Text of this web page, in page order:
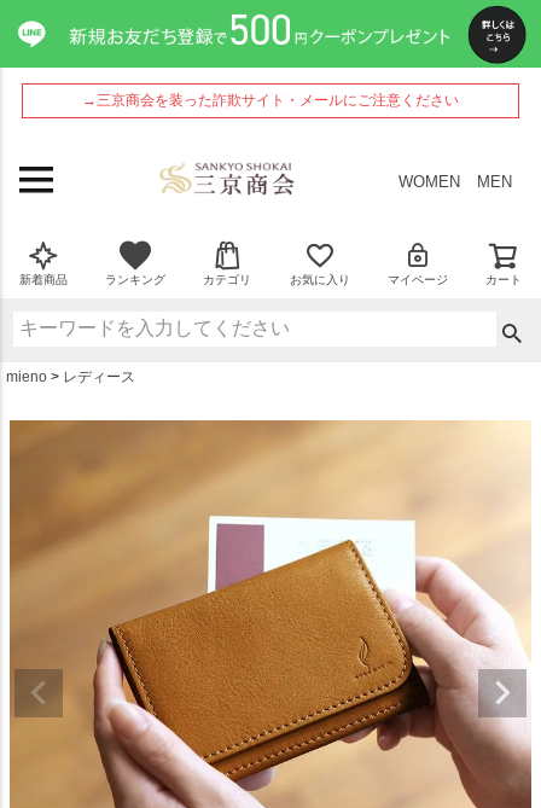
→三京商会を装った詐欺サイト・メールにご注意ください
WOMEN MEN
新着商品 ランキング カテゴリ お気に入り マイページ カート
mieno レディース
ペー
ジト
ップ
へ